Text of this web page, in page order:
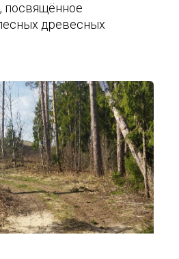
посвящённое
древесных